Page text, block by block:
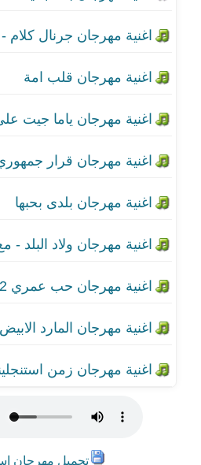
اغنية مهرجان ولاد
اغنية مهرجان حب عمري 2 بيع
اغنية مهرجان المارد
تحميل مهرجان